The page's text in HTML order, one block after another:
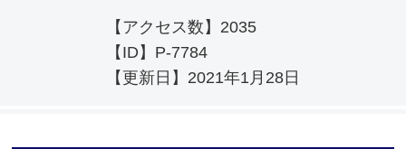
【アクセス数】 2035
【ID】 P-7784
【更新日】 2021年1月28日